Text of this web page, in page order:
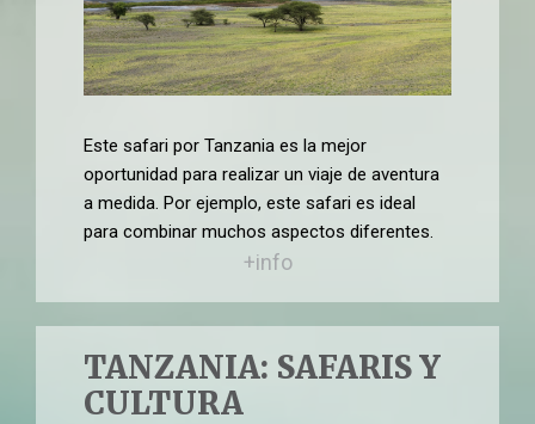
Este safari por Tanzania es la mejor
oportunidad para realizar un viaje de aventura
a medida. Por ejemplo, este safari es ideal
para combinar muchos aspectos diferentes.
+info
TANZANIA: SAFARIS Y
CULTURA